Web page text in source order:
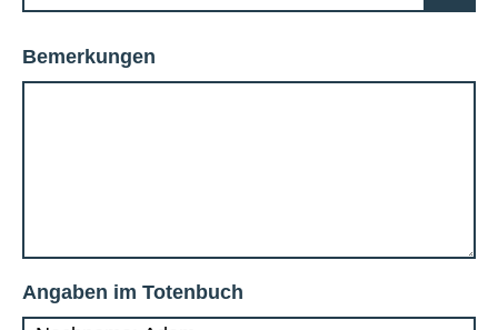
Bemerkungen
Angaben im Totenbuch